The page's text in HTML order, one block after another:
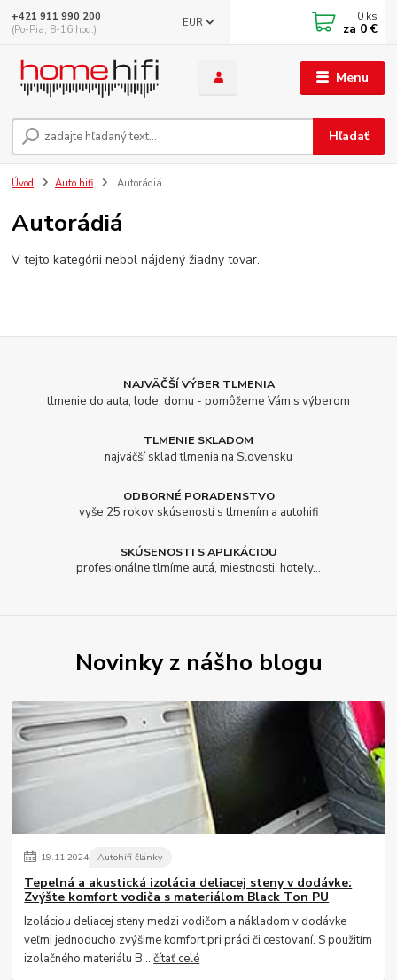
Menu
EUR
Hľadať
+421 911 990 200
(Po-Pia, 8-16 hod.)
0 ks
za 0 €
Úvod Auto hifi Autorádiá
Autorádiá
V tejto kategórii nebol nájdený žiadny tovar.
NAJVÄČŠÍ VÝBER TLMENIA
tlmenie do auta, lode, domu - pomôžeme Vám s výberom
TLMENIE SKLADOM
najväčší sklad tlmenia na Slovensku
ODBORNÉ PORADENSTVO
vyše 25 rokov skúseností s tlmením a autohifi
SKÚSENOSTI S APLIKÁCIOU
profesionálne tlmíme autá, miestnosti, hotely...
Novinky z nášho blogu
19.11.2024 Autohifi články
Tepelná a akustická izolácia deliacej steny v dodávke:
Zvýšte komfort vodiča s materiálom Black Ton PU
Izoláciou deliacej steny medzi vodičom a nákladom v dodávke
veľmi jednoducho zvýšime komfort pri práci či cestovaní. S použitím
izolačného materiálu B...čítať celé